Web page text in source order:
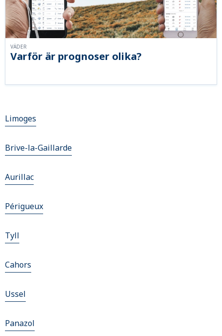
Varför är prognoser olika?
VÄDER
Limoges
Brive-la-Gaillarde
Aurillac
Périgueux
Tyll
Cahors
Ussel
Panazol